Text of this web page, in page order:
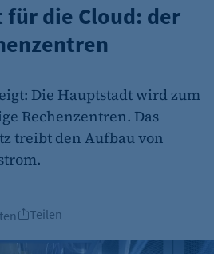
die Cloud: der
Die Hauptstadt wird zum
Rechenzentren. Das
treibt den Aufbau von
Teilen